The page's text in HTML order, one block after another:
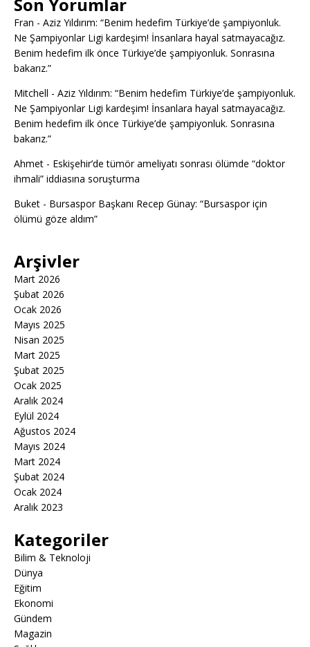
Fran - Aziz Yıldırım: “Benim hedefim Türkiye’de şampiyonluk.
Ne Şampiyonlar Ligi kardeşim! İnsanlara hayal satmayacağız.
Benim hedefim ilk önce Türkiye’de şampiyonluk. Sonrasına
bakarız.”
Mitchell - Aziz Yıldırım: “Benim hedefim Türkiye’de şampiyonluk.
Ne Şampiyonlar Ligi kardeşim! İnsanlara hayal satmayacağız.
Benim hedefim ilk önce Türkiye’de şampiyonluk. Sonrasına
bakarız.”
Ahmet - Eskişehir’de tümör ameliyatı sonrası ölümde “doktor
ihmali” iddiasına soruşturma
Buket - Bursaspor Başkanı Recep Günay: “Bursaspor için
ölümü göze aldım”
Arşivler
Mart 2026
Şubat 2026
Ocak 2026
Mayıs 2025
Nisan 2025
Mart 2025
Şubat 2025
Ocak 2025
Aralık 2024
Eylül 2024
Ağustos 2024
Mayıs 2024
Mart 2024
Şubat 2024
Ocak 2024
Aralık 2023
Kategoriler
Bilim & Teknoloji
Dünya
Eğitim
Ekonomi
Gündem
Magazin